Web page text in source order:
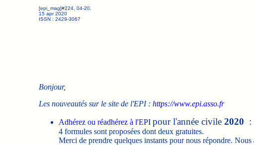
[epi_mag]#224, 04-20.
15 apr 2020
ISSN : 2429-3067
Bonjour,
Les nouveautés sur le site de l'EPI : https://www.epi.asso.fr
Adhérez ou réadhérez à l'EPI pour l'année civile 2020 :
4 formules sont proposées dont deux gratuites.
Merci de prendre quelques instants pour nous répondre.